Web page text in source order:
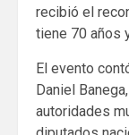
recibió el
tiene 70 años
El evento
Daniel
autoridades